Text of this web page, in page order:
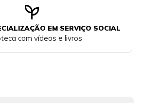
psychiatry
EM SERVIÇO SOCIAL
com vídeos e livros